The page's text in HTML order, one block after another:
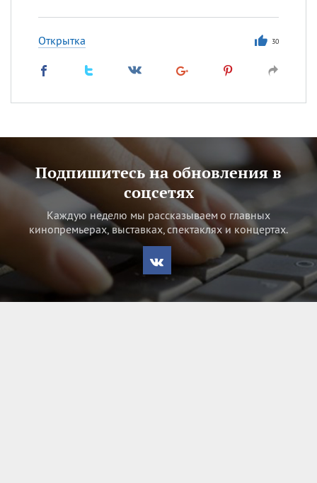
Открытка 30
Подпишитесь на обновления в
соцсетях
Каждую неделю мы рассказываем о главных
кинопремьерах, выставках, спектаклях и концертах.